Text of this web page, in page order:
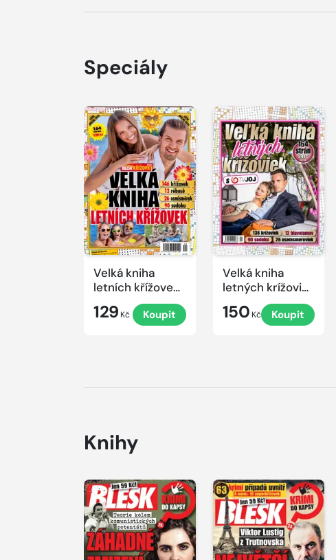
Speciály
Velká kniha
letních křížovek
129 Kč Koupit
Velká kniha
letných krížoviek
s TV JOJ 2026
150 Kč Koupit
Knihy